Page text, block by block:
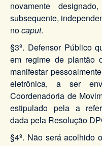
novamente
subsequente,
nocaput.
§3º. Defensor Público
em regime de plantão
manifestar
eletrônica, a ser
Coordenadoria de
estipulado pela a
dada pela Resolução
§4º. Não será acolhido